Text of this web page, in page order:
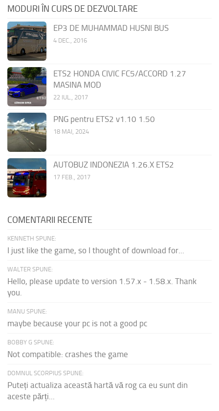
MODURI ÎN CURS DE DEZVOLTARE
EP3 DE MUHAMMAD HUSNI BUS
4 DEC., 2016
ETS2 HONDA CIVIC FC5/ACCORD 1.27
MASINA MOD
22 IUL., 2017
PNG pentru ETS2 v1.10 1.50
18 MAI, 2024
AUTOBUZ INDONEZIA 1.26.X ETS2
17 FEB., 2017
COMENTARII RECENTE
KENNETH SPUNE:
I just like the game, so I thought of download for...
WALTER SPUNE:
Hello, please update to version 1.57.x - 1.58.x. Thank
you.
MANU SPUNE:
maybe because your pc is not a good pc
BOBBY G SPUNE:
Not compatible: crashes the game
DOMNUL SCORPIUS SPUNE:
Puteți actualiza această hartă vă rog ca eu sunt din
aceste părți...